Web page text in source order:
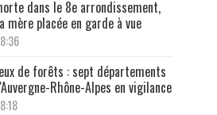
dans le 8e arrondissement,
mère placée en garde à vue
de forêts : sept départements
Rhône-Alpes en vigilance